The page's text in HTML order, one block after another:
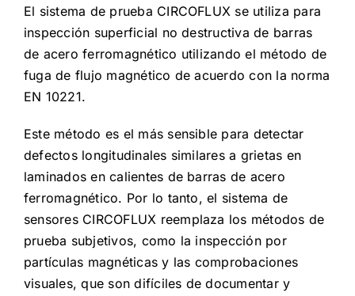
El sistema de prueba CIRCOFLUX se utiliza para
inspección superficial no destructiva de barras
de acero ferromagnético utilizando el método de
fuga de flujo magnético de acuerdo con la norma
EN 10221.
Este método es el más sensible para detectar
defectos longitudinales similares a grietas en
laminados en calientes de barras de acero
ferromagnético. Por lo tanto, el sistema de
sensores CIRCOFLUX reemplaza los métodos de
prueba subjetivos, como la inspección por
partículas magnéticas y las comprobaciones
visuales, que son difíciles de documentar y